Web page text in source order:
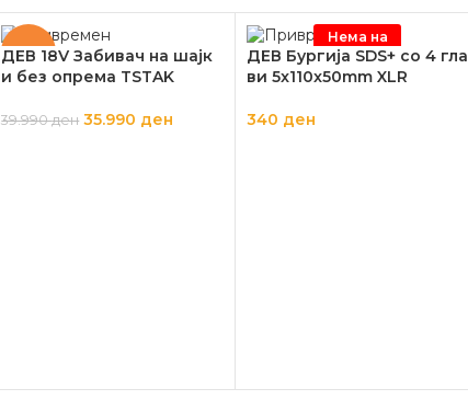
-10%
ДЕВ 18V Забивач на шајк
и без опрема TSTAK
39.990ден 35.990 ден
Нема на
залиха
ДЕВ Бургија SDS+ со 4 гла
ви 5x110x50mm XLR
340 ден